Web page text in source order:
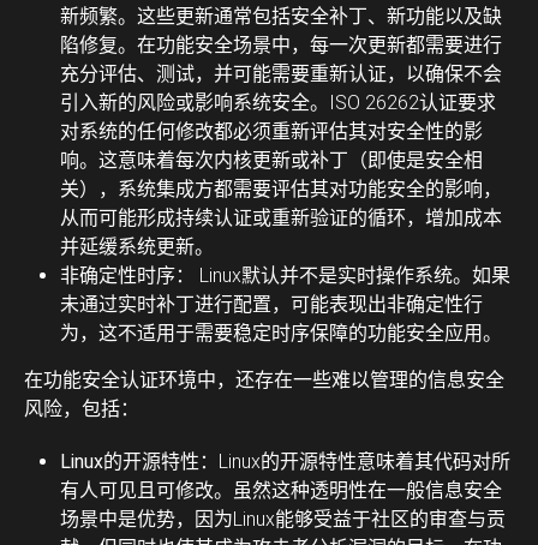
新频繁。这些更新通常包括安全补丁、新功能以及缺
陷修复。在功能安全场景中，每一次更新都需要进行
充分评估、测试，并可能需要重新认证，以确保不会
引入新的风险或影响系统安全。ISO 26262认证要求
对系统的任何修改都必须重新评估其对安全性的影
响。这意味着每次内核更新或补丁（即使是安全相
关），系统集成方都需要评估其对功能安全的影响，
从而可能形成持续认证或重新验证的循环，增加成本
并延缓系统更新。
非确定性时序：
Linux默认并不是实时操作系统。如果
未通过实时补丁进行配置，可能表现出非确定性行
为，这不适用于需要稳定时序保障的功能安全应用。
在功能安全认证环境中，还存在一些难以管理的信息安全
风险，包括：
Linux的开源特性： Linux的开源特性意味着其代码对所
有人可见且可修改。虽然这种透明性在一般信息安全
场景中是优势，因为Linux能够受益于社区的审查与贡